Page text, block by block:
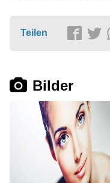
Teilen
Bilder